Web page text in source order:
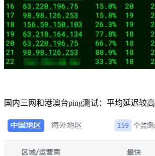
国内三网和港澳台ping测试：平均延迟较高